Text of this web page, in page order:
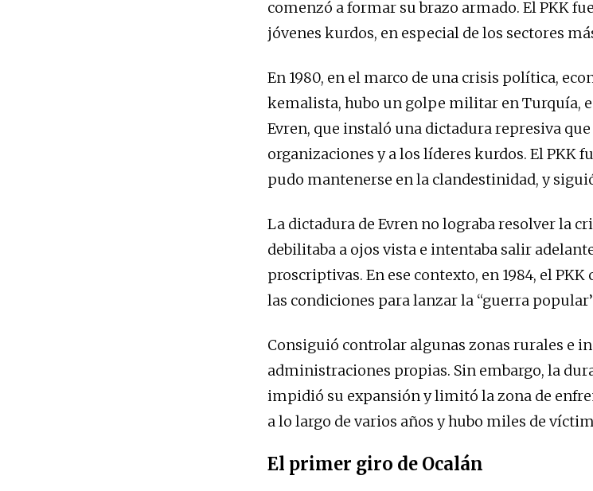
comenzó a formar su brazo armado. El PKK
jóvenes kurdos, en especial de los sectores
En 1980, en el marco de una crisis política,
kemalista, hubo un golpe militar en Turquía,
Evren, que instaló una dictadura represiva
organizaciones y a los líderes kurdos. El PKK
pudo mantenerse en la clandestinidad, y
La dictadura de Evren no lograba resolver la
debilitaba a ojos vista e intentaba salir
proscriptivas. En ese contexto, en 1984, el
las condiciones para lanzar la “guerra
Consiguió controlar algunas zonas rurales e
administraciones propias. Sin embargo, la
impidió su expansión y limitó la zona de
a lo largo de varios años y hubo miles de
El primer giro de Ocalán